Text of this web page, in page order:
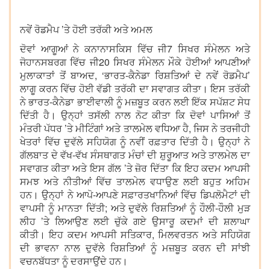
ਨਵੇਂ ਰੋਡਮੈਪ ’ਤੇ ਹੋਈ ਤਰੱਕੀ ਅਤੇ ਅਮਲ
ਦੋਵਾਂ ਆਗੂਆਂ ਨੇ ਕਨਾਨਾਸਕਿਸ ਵਿੱਚ ਜੀ7 ਸਿਖਰ ਸੰਮੇਲਨ ਅਤੇ
ਜੋਹਾਨਸਬਰਗ ਵਿੱਚ ਜੀ20 ਸਿਖਰ ਸੰਮੇਲਨ ਮੌਕੇ ਹੋਈਆਂ ਆਪਣੀਆਂ
ਮੁਲਾਕਾਤਾਂ ਤੋਂ ਬਾਅਦ, ‘ਭਾਰਤ-ਕੈਨੇਡਾ ਰਿਸ਼ਤਿਆਂ ਦੇ ਨਵੇਂ ਰੋਡਮੈਪ’
ਲਾਗੂ ਕਰਨ ਵਿੱਚ ਹੋਈ ਵੱਡੀ ਤਰੱਕੀ ਦਾ ਸਵਾਗਤ ਕੀਤਾ। ਇਸ ਤਰੱਕੀ
ਨੇ ਭਾਰਤ-ਕੈਨੇਡਾ ਭਾਈਵਾਲੀ ਨੂੰ ਮਜ਼ਬੂਤ ਕਰਨ ਲਈ ਇੱਕ ਸਪੱਸ਼ਟ ਸੇਧ
ਦਿੱਤੀ ਹੈ। ਉਨ੍ਹਾਂ ਤਸੱਲੀ ਨਾਲ ਨੋਟ ਕੀਤਾ ਕਿ ਦੋਵਾਂ ਪਾਸਿਆਂ ਤੋਂ
ਮੰਤਰੀ ਪੱਧਰ ’ਤੇ ਮੀਟਿੰਗਾਂ ਅਤੇ ਤਾਲਮੇਲ ਵਧਿਆ ਹੈ, ਜਿਸ ਨੇ ਤਰਜੀਹੀ
ਖੇਤਰਾਂ ਵਿੱਚ ਦੁਵੱਲੇ ਸਹਿਯੋਗ ਨੂੰ ਨਵੀਂ ਰਫ਼ਤਾਰ ਦਿੱਤੀ ਹੈ। ਉਨ੍ਹਾਂ ਨੇ
ਗੱਲਬਾਤ ਦੇ ਵੱਖ-ਵੱਖ ਸੰਸਥਾਗਤ ਮੰਚਾਂ ਦੀ ਸ਼ੁਰੂਆਤ ਅਤੇ ਤਾਲਮੇਲ ਦਾ
ਸਵਾਗਤ ਕੀਤਾ ਅਤੇ ਇਸ ਗੱਲ ’ਤੇ ਜ਼ੋਰ ਦਿੱਤਾ ਕਿ ਇਹ ਕਦਮ ਆਪਸੀ
ਸਮਝ ਅਤੇ ਨੀਤੀਆਂ ਵਿੱਚ ਤਾਲਮੇਲ ਵਧਾਉਣ ਲਈ ਬਹੁਤ ਅਹਿਮ
ਹਨ। ਉਨ੍ਹਾਂ ਨੇ ਆਪੋ-ਆਪਣੇ ਸਫ਼ਾਰਤਖਾਨਿਆਂ ਵਿੱਚ ਡਿਪਲੋਮੈਟਾਂ ਦੀ
ਵਾਪਸੀ ਨੂੰ ਮਾਨਤਾ ਦਿੱਤੀ; ਅਤੇ ਦੁਵੱਲੇ ਰਿਸ਼ਤਿਆਂ ਨੂੰ ਹੌਲੀ-ਹੌਲੀ ਮੁੜ
ਲੀਹ ’ਤੇ ਲਿਆਉਣ ਲਈ ਚੁੱਕੇ ਗਏ ਉਸਾਰੂ ਕਦਮਾਂ ਦੀ ਸ਼ਲਾਘਾ
ਕੀਤੀ। ਇਹ ਕਦਮ ਆਪਸੀ ਸਤਿਕਾਰ, ਮਿਲਵਰਤਨ ਅਤੇ ਸਹਿਯੋਗ
ਦੀ ਭਾਵਨਾ ਨਾਲ ਦੁਵੱਲੇ ਰਿਸ਼ਤਿਆਂ ਨੂੰ ਮਜ਼ਬੂਤ ਕਰਨ ਦੀ ਸਾਂਝੀ
ਵਚਨਬੱਧਤਾ ਨੂੰ ਦਰਸਾਉਂਦੇ ਹਨ।